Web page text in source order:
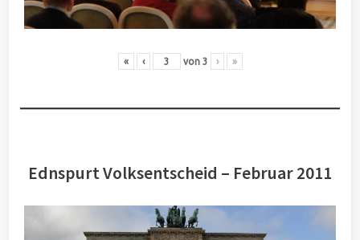
« ‹ von 3 › »
Ednspurt Volksentscheid – Februar 2011